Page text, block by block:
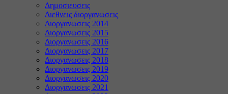
Δημοσιευσεις
Διεθνεις διοργανωσεις
Διοργανωσεις 2014
Διοργανωσεις 2015
Διοργανωσεις 2016
Διοργανωσεις 2017
Διοργανωσεις 2018
Διοργανωσεις 2019
Διοργανωσεις 2020
Διοργανωσεις 2021